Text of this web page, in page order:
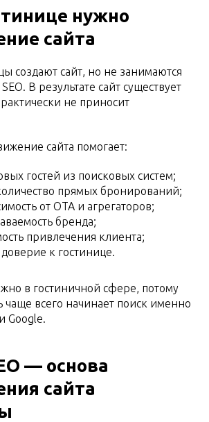
нужно
сайта
создают сайт, но не занимаются
В результате сайт существует
не приносит
сайта помогает:
гостей из поисковых систем;
прямых бронирований;
от OTA и агрегаторов;
бренда;
привлечения клиента;
к гостинице.
в гостиничной сфере, потому
чаще всего начинает поиск именно
Google.
— основа
сайта